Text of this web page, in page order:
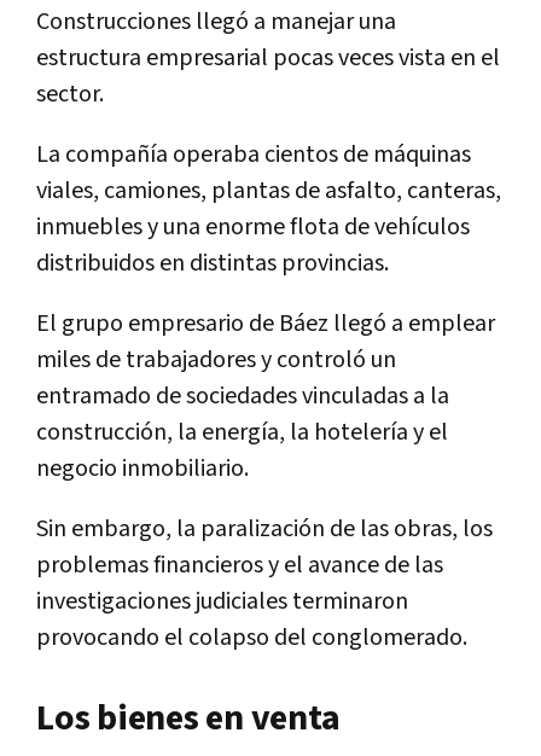
Construcciones llegó a manejar una
estructura empresarial pocas veces vista en el
sector.
La compañía operaba cientos de máquinas
viales, camiones, plantas de asfalto, canteras,
inmuebles y una enorme flota de vehículos
distribuidos en distintas provincias.
El grupo empresario de Báez llegó a emplear
miles de trabajadores y controló un
entramado de sociedades vinculadas a la
construcción, la energía, la hotelería y el
negocio inmobiliario.
Sin embargo, la paralización de las obras, los
problemas financieros y el avance de las
investigaciones judiciales terminaron
provocando el colapso del conglomerado.
Los bienes en venta